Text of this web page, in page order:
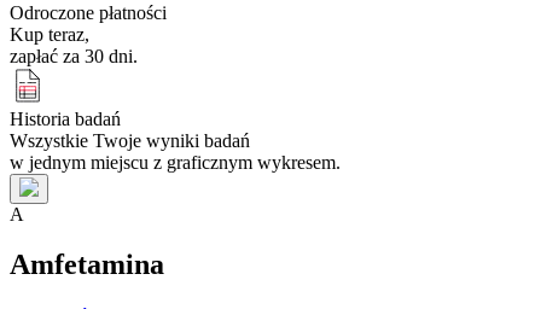
Odroczone płatności
Kup teraz,
zapłać za 30 dni.
Historia badań
Wszystkie Twoje wyniki badań
w jednym miejscu z graficznym wykresem.
A
Amfetamina